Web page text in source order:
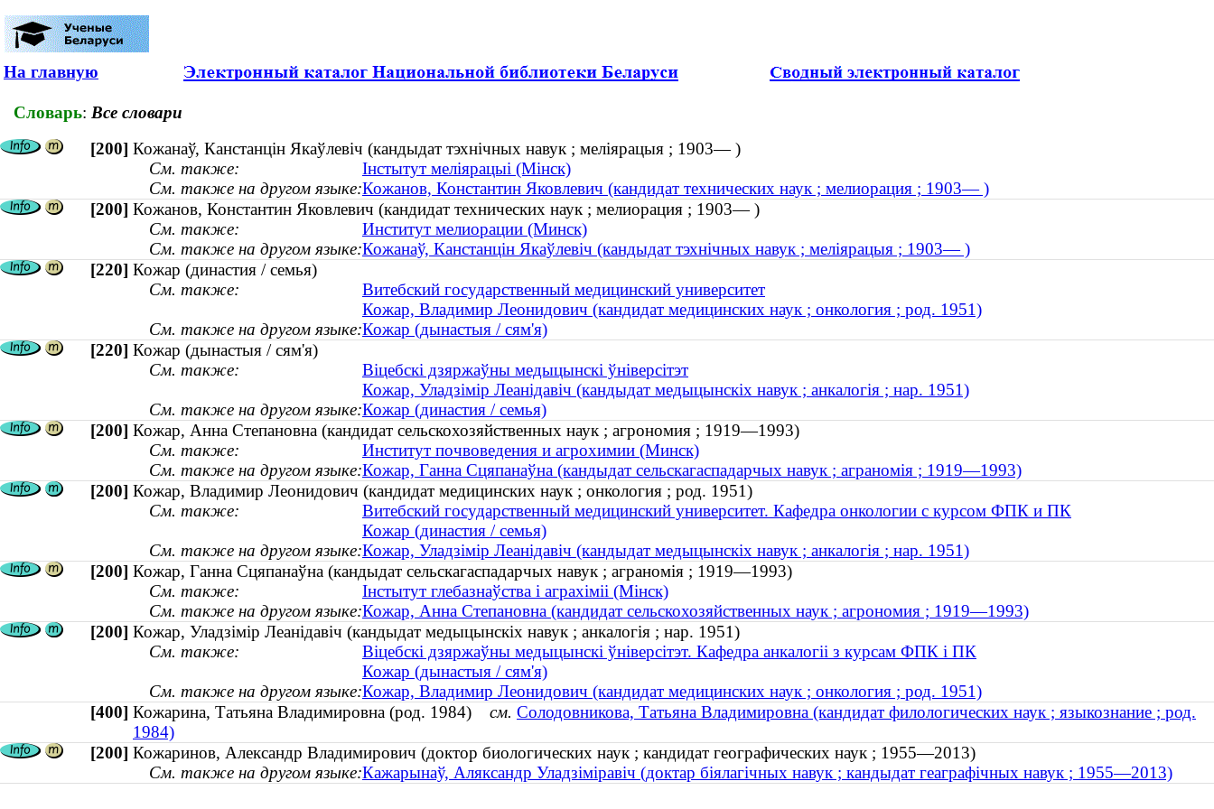
На главную
Словарь: Все словари
[200] Кожанаў, Канстанцін Якаўлевіч (кандыдат тэхнічных навук ; меліярацыя ; 1903— )
См. также:
Інстытут меліярацыі (Мінск)
См. также на другом языке:Кожанов, Константин Яковлевич (кандидат технических наук ; мелиорация ; 1903— )
[200] Кожанов, Константин Яковлевич (кандидат технических наук ; мелиорация ; 1903— )
См. также:
Институт мелиорации (Минск)
См. также на другом языке:Кожанаў, Канстанцін Якаўлевіч (кандыдат тэхнічных навук ; меліярацыя ; 1903— )
[220] Кожар (династия / семья)
См. также:
Витебский государственный медицинский университет
Кожар, Владимир Леонидович (кандидат медицинских наук ; онкология ; род. 1951)
См. также на другом языке:Кожар (дынастыя / сям'я)
[220] Кожар (дынастыя / сям'я)
См. также:
Віцебскі дзяржаўны медыцынскі ўніверсітэт
Кожар, Уладзімір Леанідавіч (кандыдат медыцынскіх навук ; анкалогія ; нар. 1951)
См. также на другом языке:Кожар (династия / семья)
[200] Кожар, Анна Степановна (кандидат сельскохозяйственных наук ; агрономия ; 1919—1993)
См. также:
Институт почвоведения и агрохимии (Минск)
См. также на другом языке:Кожар, Ганна Сцяпанаўна (кандыдат сельскагаспадарчых навук ; аграномія ; 1919—1993)
[200] Кожар, Владимир Леонидович (кандидат медицинских наук ; онкология ; род. 1951)
См. также:
Витебский государственный медицинский университет. Кафедра онкологии с курсом ФПК и ПК
Кожар (династия / семья)
См. также на другом языке:Кожар, Уладзімір Леанідавіч (кандыдат медыцынскіх навук ; анкалогія ; нар. 1951)
[200] Кожар, Ганна Сцяпанаўна (кандыдат сельскагаспадарчых навук ; аграномія ; 1919—1993)
См. также:
Інстытут глебазнаўства і аграхіміі (Мінск)
См. также на другом языке:Кожар, Анна Степановна (кандидат сельскохозяйственных наук ; агрономия ; 1919—1993)
[200] Кожар, Уладзімір Леанідавіч (кандыдат медыцынскіх навук ; анкалогія ; нар. 1951)
См. также:
Віцебскі дзяржаўны медыцынскі ўніверсітэт. Кафедра анкалогіі з курсам ФПК і ПК
Кожар (дынастыя / сям'я)
См. также на другом языке:Кожар, Владимир Леонидович (кандидат медицинских наук ; онкология ; род. 1951)
[400] Кожарина, Татьяна Владимировна (род. 1984) см. Солодовникова, Татьяна Владимировна (кандидат филологических наук ; языкознание ; род.
1984)
[200] Кожаринов, Александр Владимирович (доктор биологических наук ; кандидат географических наук ; 1955—2013)
См. также на другом языке:Кажарынаў, Аляксандр Уладзіміравіч (доктар біялагічных навук ; кандыдат геаграфічных навук ; 1955—2013)